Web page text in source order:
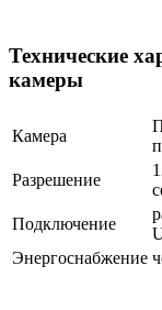
Технические
камеры
Камера
Разрешение
Подключение
Энергоснабжение